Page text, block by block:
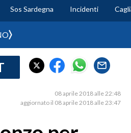
Sos Sardegna Incidenti
08 aprile 2018 alle 22:48
aggiornato il 08 aprile 2018 alle 23:47